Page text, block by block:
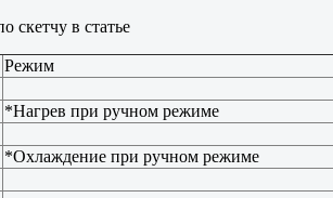
скетчу в статье
Режим
*Нагрев при ручном режиме
*Охлаждение при ручном режиме